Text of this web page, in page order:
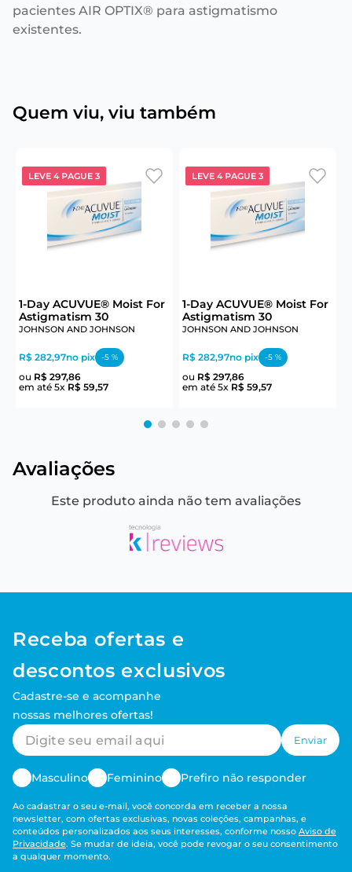
pacientes AIR OPTIX® para astigmatismo
existentes.
Quem viu, viu também
LEVE 4 PAGUE 3
1-Day ACUVUE® Moist For
Astigmatism 30
JOHNSON AND JOHNSON
R$ 282,97no pix -5 %
ou R$ 297,86
em até 5x R$ 59,57
LEVE 4 PAGUE 3
1-Day ACUVUE® Moist For
Astigmatism 30
JOHNSON AND JOHNSON
R$ 282,97no pix -5 %
ou R$ 297,86
em até 5x R$ 59,57
Avaliações
Este produto ainda não tem avaliações
Receba ofertas e
descontos exclusivos
Cadastre-se e acompanhe
nossas melhores ofertas!
Enviar
Masculino Feminino Prefiro não responder
Ao cadastrar o seu e-mail, você concorda em receber a nossa
newsletter, com ofertas exclusivas, novas coleções, campanhas, e
conteúdos personalizados aos seus interesses, conforme nosso Aviso de
Privacidade. Se mudar de ideia, você pode revogar o seu consentimento
a qualquer momento.